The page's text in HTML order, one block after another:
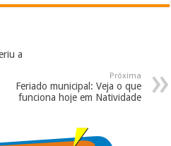
a
Próxima
Feriado municipal: Veja o que
funciona hoje em Natividade